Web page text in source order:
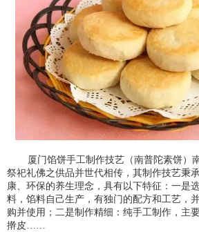
厦门馅饼手工制作技艺（南普陀素饼）
祭祀礼佛之供品并世代相传，其制作技艺秉
康、环保的养生理念，具有以下特征：一是
料，馅料自己生产，有独门的配方和工艺，
购并使用；二是制作精细：纯手工制作，主
擀皮……